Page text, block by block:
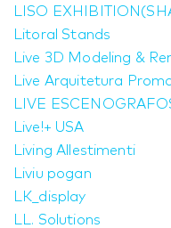
LISO
Litoral Stands
Live 3D Modeling &
Live Arquitetura
LIVE
Live!+ USA
Living Allestimenti
Liviu pogan
LK_display
LL. Solutions